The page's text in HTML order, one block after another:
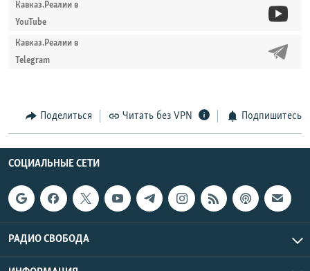
Кавказ.Реалии в
YouTube
Кавказ.Реалии в
Telegram
Поделиться Читать без VPN Подпишитесь
СОЦИАЛЬНЫЕ СЕТИ
РАДИО СВОБОДА